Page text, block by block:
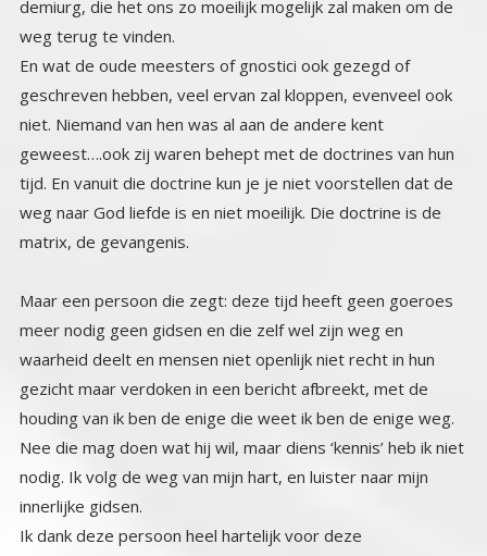
weg terug te vinden.
En wat de oude meesters of gnostici ook gezegd of
geschreven hebben, veel ervan zal kloppen, evenveel ook
niet. Niemand van hen was al aan de andere kent
geweest….ook zij waren behept met de doctrines van hun
tijd. En vanuit die doctrine kun je je niet voorstellen dat de
weg naar God liefde is en niet moeilijk. Die doctrine is de
matrix, de gevangenis.
Maar een persoon die zegt: deze tijd heeft geen goeroes
meer nodig geen gidsen en die zelf wel zijn weg en
waarheid deelt en mensen niet openlijk niet recht in hun
gezicht maar verdoken in een bericht afbreekt, met de
houding van ik ben de enige die weet ik ben de enige weg.
Nee die mag doen wat hij wil, maar diens ‘kennis’ heb ik niet
nodig. Ik volg de weg van mijn hart, en luister naar mijn
innerlijke gidsen.
Ik dank deze persoon heel hartelijk voor deze
wonderbaarlijke les. Ik ben er ook van overtuigd dat hij niet
de bedoeling heeft om mensen uit hun kracht te halen of af
te breken, ik denk dat hij het vanuit een oprechte intentie
doet. En dat hij overtuigd is van zijn juiste weg. Ik neem
hem ook niets kwalijk. Ik had deze les nodig om terug te
beseffen dat ik altijd naar mijn lichaam mijn tempel moet